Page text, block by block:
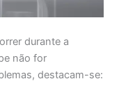
durante a
não for
destacam-se: